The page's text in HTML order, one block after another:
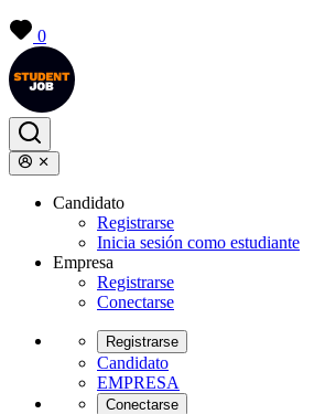
0
Candidato
Registrarse
Inicia sesión como estudiante
Empresa
Registrarse
Conectarse
Registrarse
Candidato
EMPRESA
Conectarse